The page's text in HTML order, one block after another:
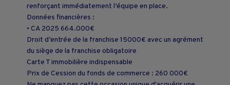
renforçant immédiatement l’équipe en place.
Données financières :
• CA 2025 664.000€
Droit d’entrée de la franchise 15000€ avec un agrément
du siège de la franchise obligatoire
Carte T immobilière indispensable
Prix de Cession du fonds de commerce : 260 000€